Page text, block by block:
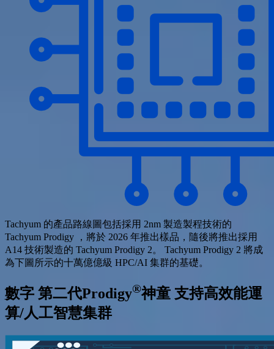
Tachyum 的產品路線圖包括採用 2nm 製造製程技術的
Tachyum Prodigy ，將於 2026 年推出樣品，隨後將推出採用
A14 技術製造的 Tachyum Prodigy 2。 Tachyum Prodigy 2 將成
為下圖所示的十萬億億級 HPC/AI 集群的基礎。
數字 第二代Prodigy®神童 支持高效能運
算/人工智慧集群